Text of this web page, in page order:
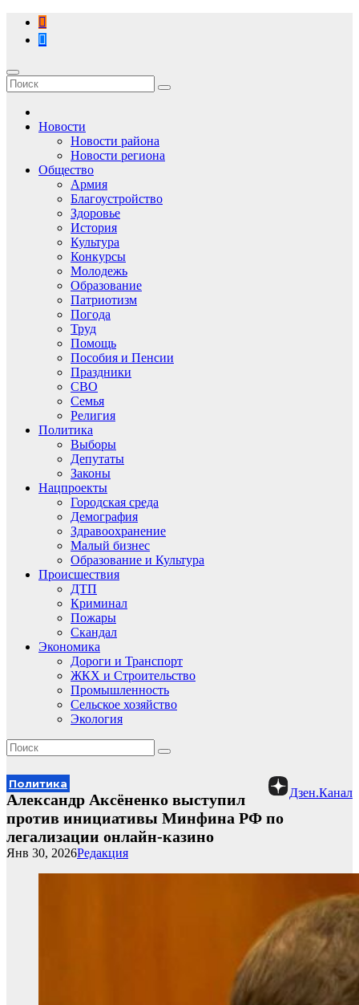
Перейти
содержимому
Новости
Новости района
Новости региона
Общество
Армия
Благоустройство
Здоровье
История
Культура
Конкурсы
Молодежь
Образование
Патриотизм
Погода
Труд
Помощь
Пособия и Пенсии
Праздники
СВО
Семья
Религия
Политика
Выборы
Депутаты
Законы
Нацпроекты
Городская среда
Демография
Здравоохранение
Малый бизнес
Образование и Культура
Происшествия
ДТП
Криминал
Пожары
Скандал
Экономика
Дороги и Транспорт
ЖКХ и Строительство
Промышленность
Сельское хозяйство
Экология
Политика
Дзен.Канал
Александр Аксёненко выступил
против инициативы Минфина РФ по
легализации онлайн-казино
Редакция
Янв 30, 2026